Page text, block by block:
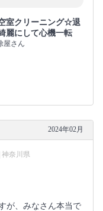
室クリーニング☆退
麗にして心機一転
屋さん
2024年02月
奈川県
が、みなさん本当で